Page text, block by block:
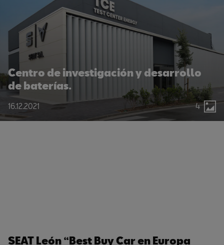
Centro de investigación y desarrollo
de baterías.
16.12.2021 4
SEAT León “Best Buy Car en Europa